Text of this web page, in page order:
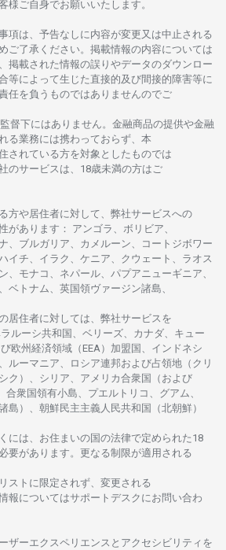
様ご自身でお願いいたします。
項は、 予告なしに 内容が変更又は中止さ れる
ご了承ください。 掲載情報の内容については
掲載さ れた情報の誤りやデータのダウンロー
等に よって生じた 直接的及び間接的障害等に
任を負うものではありませんのでご
監督下にはありません。 金融商品の提供や金融
る業務には携わっておらず、 本
さ れている方を対象としたものでは
のサービスは、18歳未満の方は ご
方や居住者に対して、 弊社サービスへの
があります ： アンゴラ、ボリビア、
、ブルガリア、カメルーン、コートジボワー
イチ、イラク、ケニア、クウェート、 ラオス
、モナコ、ネパール、パプアニューギニア、
ベトナム、 英国領ヴァージン諸島、
居住者に対しては、 弊社サービスを
ルーシ共和国、ベリーズ、カナダ、キュー
欧州経済領域 （EEA）加盟国、インドネシ
ルーマニア、 ロシア連邦および占領地 （クリ
ク）、シリア、 アメリカ合衆国 （および
合衆国領有小島、プエルトリコ、グアム、
島）、 朝鮮民主主義人民共和国 （北朝鮮）
には、お住まいの国の法律で定められた 18
必要があります。 更なる制限が適用さ れる
リストに限定さ れず、 変更さ れる
報についてはサポートデスクに お問い合わ
ザーエクスペリエンスと アクセシビリティを